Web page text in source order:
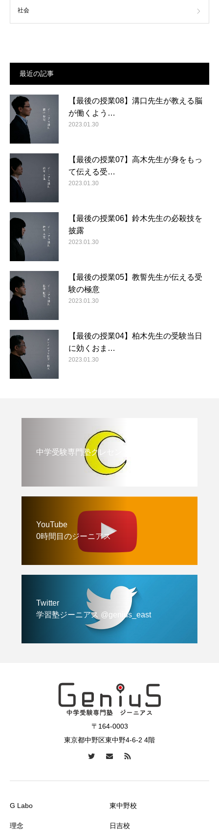
社会
最近の記事
【最後の授業08】溝口先生が教える脳
が働くよう…
2023.01.30
【最後の授業07】高木先生が身をもっ
て伝える受…
2023.01.30
【最後の授業06】鈴木先生の必殺技を
披露
2023.01.30
【最後の授業05】教誓先生が伝える受
験の極意
2023.01.30
【最後の授業04】柏木先生の受験当日
に効くおま…
2023.01.30
中学受験専門塾クレセント
YouTube
0時間目のジーニアス
Twitter
学習塾ジーニアス @genius_east
〒164-0003
東京都中野区東中野4-6-2 4階
G Labo
理念
東中野校
日吉校